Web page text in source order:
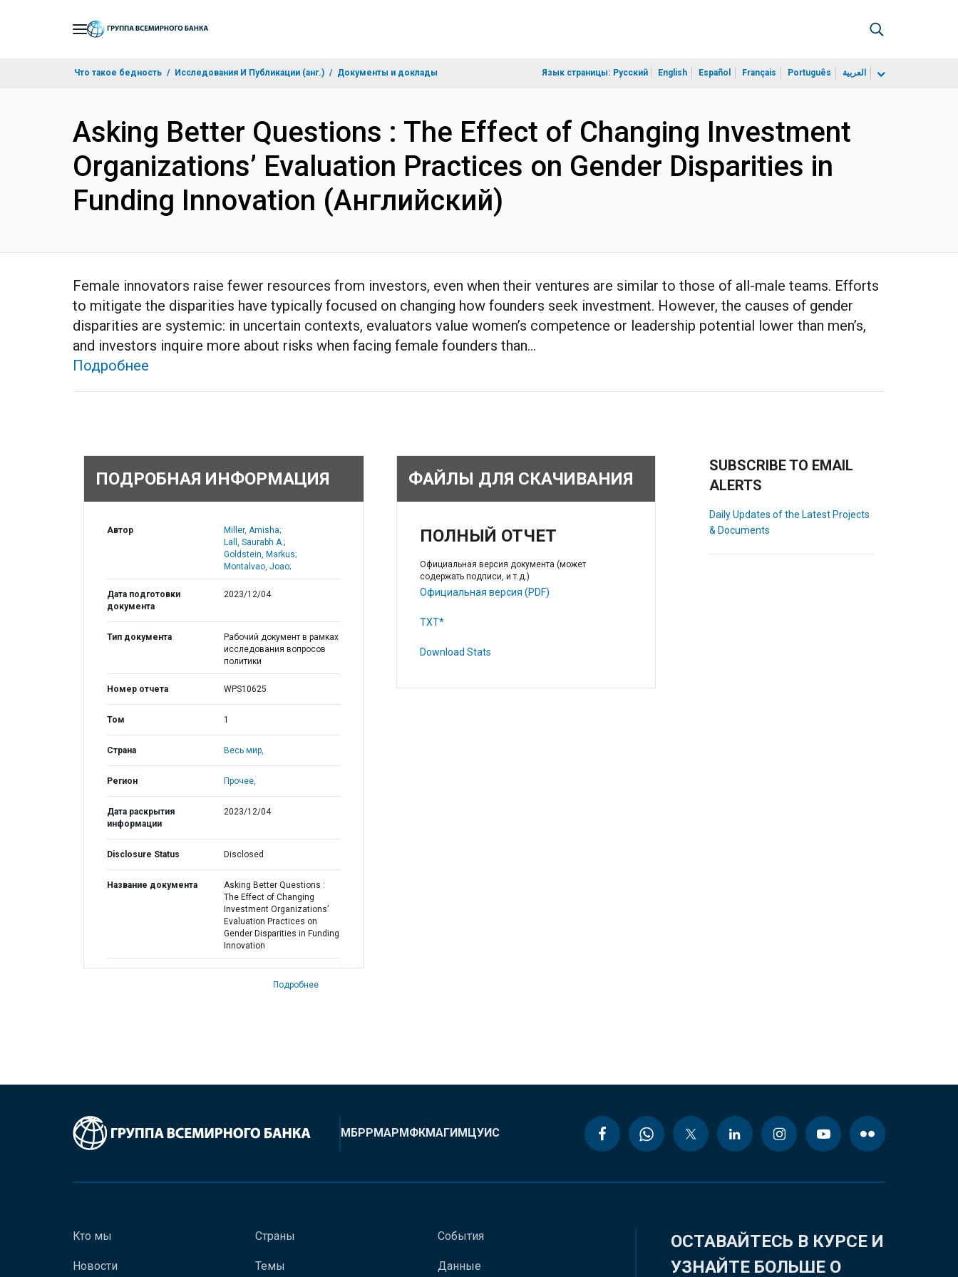
Что такое бедность Исследования И Публикации (анг.) Документы и доклады Язык страницы: Русский English Español Français Português العربية
Asking Better Questions : The Effect of Changing Investment
Organizations’ Evaluation Practices on Gender Disparities in
Funding Innovation (Английский)
Female innovators raise fewer resources from investors, even when their ventures are similar to those of all-male teams. Efforts
to mitigate the disparities have typically focused on changing how founders seek investment. However, the causes of gender
disparities are systemic: in uncertain contexts, evaluators value women’s competence or leadership potential lower than men’s,
and investors inquire more about risks when facing female founders than...
Подробнее
ПОДРОБНАЯ ИНФОРМАЦИЯ
Автор
Miller, Amisha;
Lall, Saurabh A.;
Goldstein, Markus;
Montalvao, Joao;
Дата подготовки
документа
2023/12/04
Тип документа
Рабочий документ в рамках
исследования вопросов
политики
Номер отчета WPS10625
Том 1
Страна Весь мир,
Регион Прочее,
Дата раскрытия
информации
2023/12/04
Disclosure Status Disclosed
Название документа
Asking Better Questions :
The Effect of Changing
Investment Organizations’
Evaluation Practices on
Gender Disparities in Funding
Innovation
Подробнее
ФАЙЛЫ ДЛЯ СКАЧИВАНИЯ
ПОЛНЫЙ ОТЧЕТ
Официальная версия документа (может
содержать подписи, и т.д.)
Официальная версия (PDF)
TXT*
Download Stats
SUBSCRIBE TO EMAIL
ALERTS
Daily Updates of the Latest Projects
& Documents
МБРРМАРМФКМАГИМЦУИС
Кто мы
Новости
Страны
Темы
События
Данные
ОСТАВАЙТЕСЬ В КУРСЕ И
УЗНАЙТЕ БОЛЬШЕ О